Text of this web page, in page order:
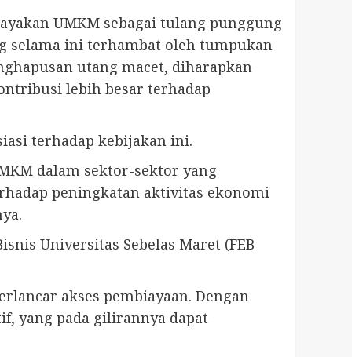
UMKM sebagai tulang punggung
selama ini terhambat oleh tumpukan
utang macet, diharapkan
lebih besar terhadap
terhadap kebijakan ini.
dalam sektor-sektor yang
peningkatan aktivitas ekonomi
Universitas Sebelas Maret (FEB
akses pembiayaan. Dengan
yang pada gilirannya dapat